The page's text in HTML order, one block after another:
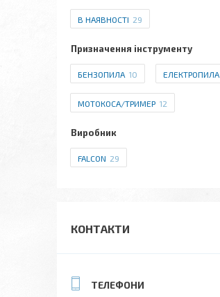
В НАЯВНОСТІ 29
Призначення інструменту
БЕНЗОПИЛА 10 ЕЛЕКТРОПИЛА
МОТОКОСА/ТРИМЕР 12
Виробник
FALCON 29
КОНТАКТИ